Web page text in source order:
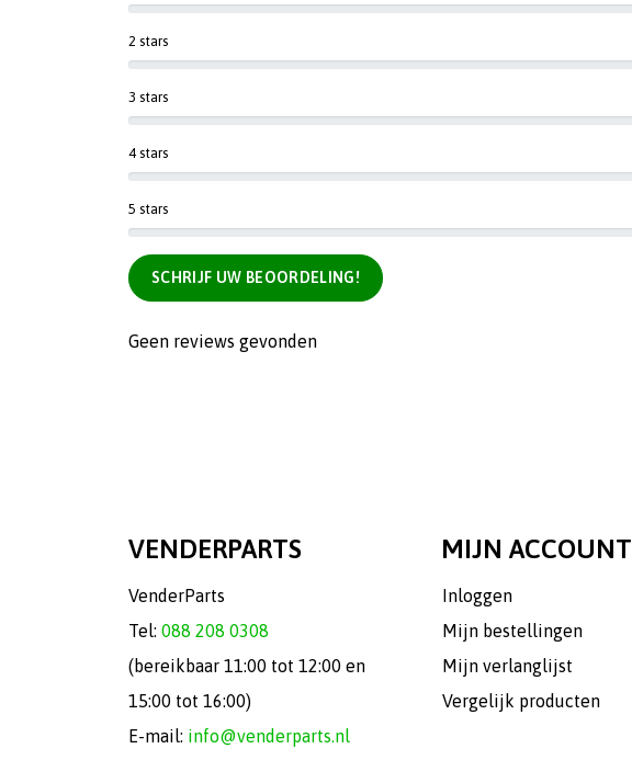
2 stars
3 stars
4 stars
5 stars
SCHRIJF UW BEOORDELING!
Geen reviews gevonden
VENDERPARTS
VenderParts
Tel: 088 208 0308
(bereikbaar 11:00 tot 12:00 en
15:00 tot 16:00)
E-mail: info@venderparts.nl
MIJN ACCOUNT
Inloggen
Mijn bestellingen
Mijn verlanglijst
Vergelijk producten